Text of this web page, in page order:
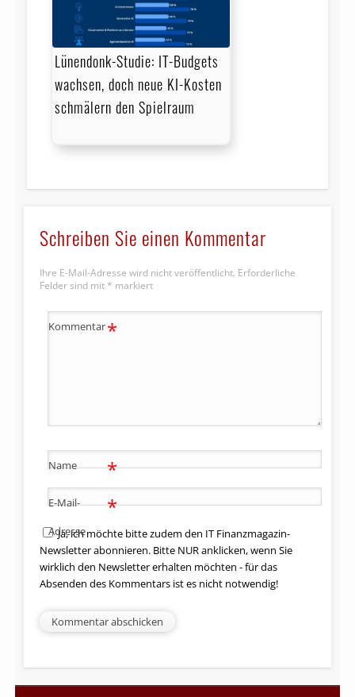
Lünendonk-Studie: IT-Budgets
wachsen, doch neue KI-Kosten
schmälern den Spielraum
Schreiben Sie einen Kommentar
Ihre E-Mail-Adresse wird nicht veröffentlicht. Erforderliche
Felder sind mit * markiert
Kommentar*
Name *
E-Mail-
Adresse
*
Ja, ich möchte bitte zudem den IT Finanzmagazin-
Newsletter abonnieren. Bitte NUR anklicken, wenn Sie
wirklich den Newsletter erhalten möchten - für das
Absenden des Kommentars ist es nicht notwendig!